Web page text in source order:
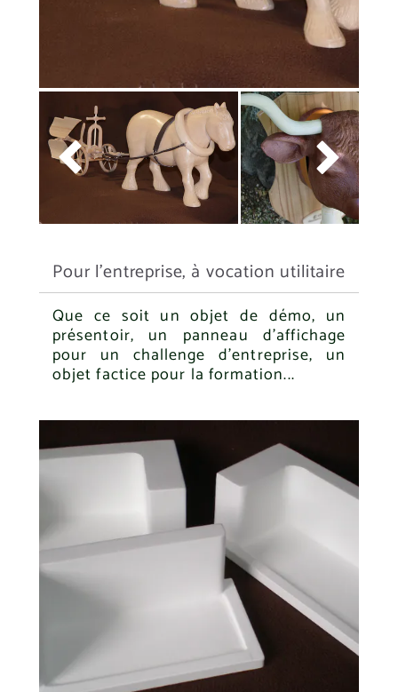
 
Pour l'entreprise, à vocation utilitaire
Que ce soit un objet de démo, un
présentoir, un panneau d'affichage
pour un challenge d'entreprise, un
objet factice pour la formation...